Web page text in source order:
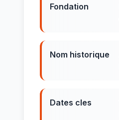
Fondation
Nom historique
Dates cles